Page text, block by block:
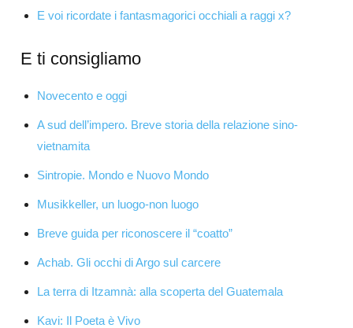
E voi ricordate i fantasmagorici occhiali a raggi x?
E ti consigliamo
Novecento e oggi
A sud dell’impero. Breve storia della relazione sino-
vietnamita
Sintropie. Mondo e Nuovo Mondo
Musikkeller, un luogo-non luogo
Breve guida per riconoscere il “coatto”
Achab. Gli occhi di Argo sul carcere
La terra di Itzamnà: alla scoperta del Guatemala
Kavi: Il Poeta è Vivo